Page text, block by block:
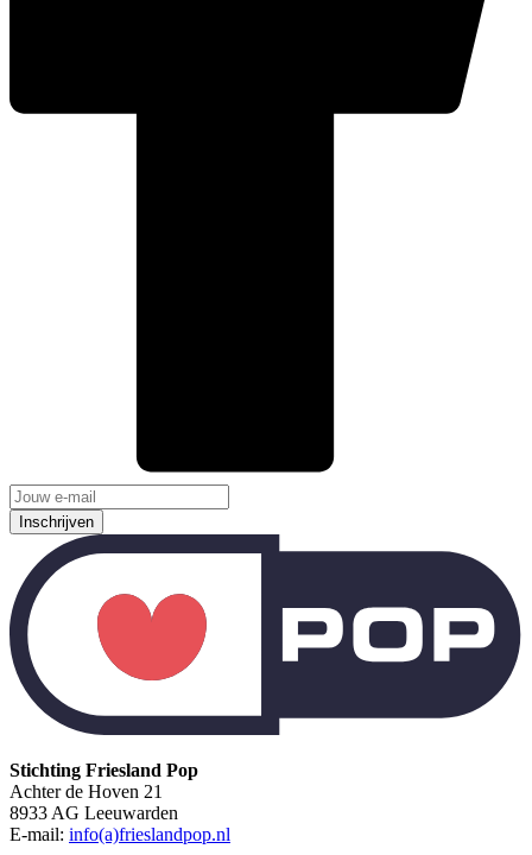
Inschrijven
Stichting Friesland Pop
Achter de Hoven 21
8933 AG Leeuwarden
E-mail: info(a)frieslandpop.nl